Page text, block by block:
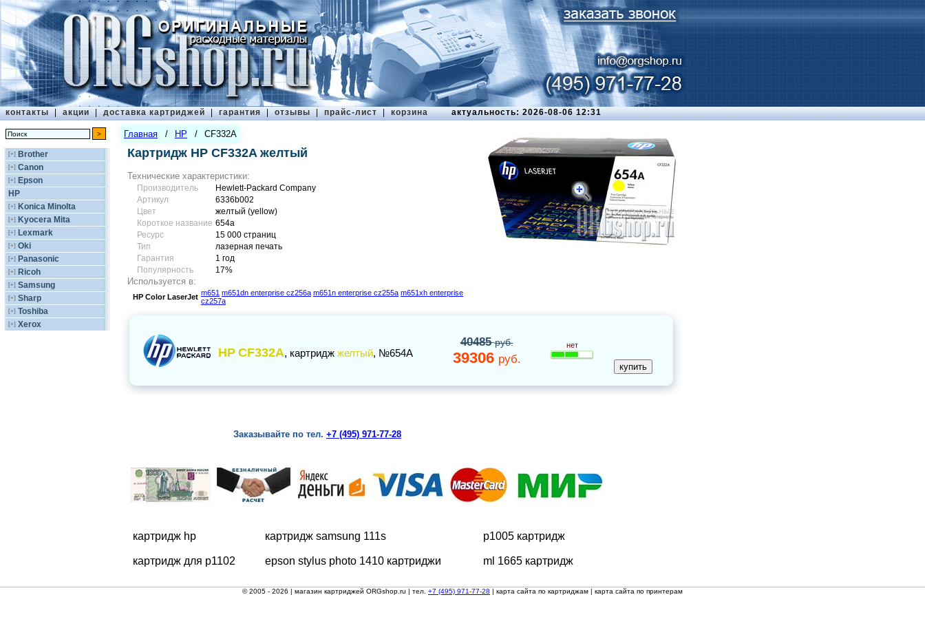
контакты | акции | доставка картриджей | гарантия | отзывы | прайс-лист | корзина актуальность: 2026-08-06 12:31
[+] Brother
[+] Canon
[+] Epson
HP
[+] Konica Minolta
[+] Kyocera Mita
[+] Lexmark
[+] Oki
[+] Panasonic
[+] Ricoh
[+] Samsung
[+] Sharp
[+] Toshiba
[+] Xerox
Главная / HP / CF332A
Картридж HP CF332A желтый
Технические характеристики:
Производитель
Hewlett-Packard Company
Артикул
6336b002
Цвет
желтый (yellow)
Короткое название 654a
Ресурс
15 000 страниц
Тип
лазерная печать
Гарантия
1 год
Популярность
17%
Используется в:
HP Color LaserJet m651 m651dn enterprise cz256a m651n enterprise cz255a m651xh enterprise
cz257a
HP CF332A, картридж желтый, №654A
40485руб.
39306 руб.
нет
Заказывайте по тел. +7 (495) 971-77-28
картридж hp картридж samsung 111s p1005 картридж
картридж для p1102 epson stylus photo 1410 картриджи ml 1665 картридж
© 2005 - 2026 | магазин картриджей ORGshop.ru | тел. +7 (495) 971-77-28 | карта сайта по картриджам | карта сайта по принтерам